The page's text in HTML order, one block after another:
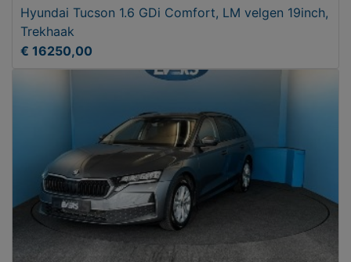
Hyundai Tucson 1.6 GDi Comfort, LM velgen 19inch,
Trekhaak
€ 16250,00